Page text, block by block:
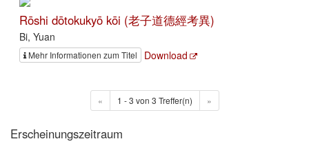
Rōshi dōtokukyō kōi (老子道德經考異)
Bi, Yuan
Mehr Informationen zum Titel Download
« 1 - 3 von 3 Treffer(n) »
Erscheinungszeitraum